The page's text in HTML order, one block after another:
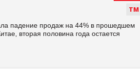
ТМ
падение продаж на 44% в прошедшем
вторая половина года остается